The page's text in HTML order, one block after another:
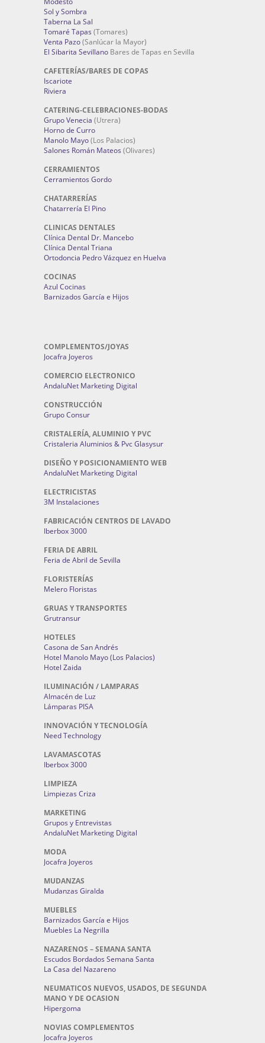
Sol y Sombra
Taberna La Sal
Tomaré Tapas (Tomares)
Venta Pazo(Sanlúcar la Mayor)
El Sibarita Sevillano Bares de Tapas en Sevilla
CAFETERÍAS/BARES DE COPAS
Iscariote
Riviera
CATERING-CELEBRACIONES-BODAS
Grupo Venecia (Utrera)
Horno de Curro
Manolo Mayo(Los Palacios)
Salones Román Mateos (Olivares)
CERRAMIENTOS
Cerramientos Gordo
CHATARRERÍAS
Chatarrería El Pino
CLINICAS DENTALES
Clínica Dental Dr. Mancebo
Clínica Dental Triana
Ortodoncia Pedro Vázquez en Huelva
COCINAS
Azul Cocinas
Barnizados García e Hijos
COMPLEMENTOS/JOYAS
Jocafra Joyeros
COMERCIO ELECTRONICO
AndaluNet Marketing Digital
CONSTRUCCIÓN
Grupo Consur
CRISTALERÍA, ALUMINIO Y PVC
Cristaleria Aluminios & Pvc Glasysur
DISEÑO Y POSICIONAMIENTO WEB
AndaluNet Marketing Digital
ELECTRICISTAS
3M Instalaciones
FABRICACIÓN CENTROS DE LAVADO
Iberbox 3000
FERIA DE ABRIL
Feria de Abril de Sevilla
FLORISTERÍAS
Melero Floristas
GRUAS Y TRANSPORTES
Grutransur
HOTELES
Casona de San Andrés
Hotel Manolo Mayo (Los Palacios)
Hotel Zaida
ILUMINACIÓN / LAMPARAS
Almacén de Luz
Lámparas PISA
INNOVACIÓN Y TECNOLOGÍA
Need Technology
LAVAMASCOTAS
Iberbox 3000
LIMPIEZA
Limpiezas Criza
MARKETING
Grupos y Entrevistas
AndaluNet Marketing Digital
MODA
Jocafra Joyeros
MUDANZAS
Mudanzas Giralda
MUEBLES
Barnizados García e Hijos
Muebles La Negrilla
NAZARENOS – SEMANA SANTA
Escudos Bordados Semana Santa
La Casa del Nazareno
NEUMATICOS NUEVOS, USADOS, DE SEGUNDA
MANO Y DE OCASION
Hipergoma
NOVIAS COMPLEMENTOS
Jocafra Joyeros